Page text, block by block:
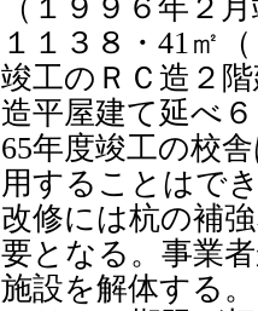
（１９９６年２
１１３８・41㎡
竣工のＲＣ造２
造平屋建て延べ
65年度竣工の校
用することはで
改修には杭の補
要となる。事業
施設を解体する